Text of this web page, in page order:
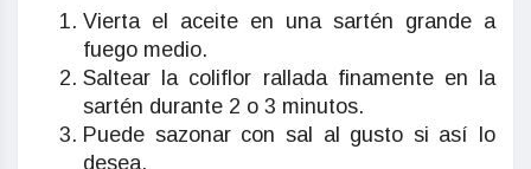
Vierta el aceite en una sartén grande a
fuego medio.
Saltear la coliflor rallada finamente en la
sartén durante 2 o 3 minutos.
Puede sazonar con sal al gusto si así lo
desea.